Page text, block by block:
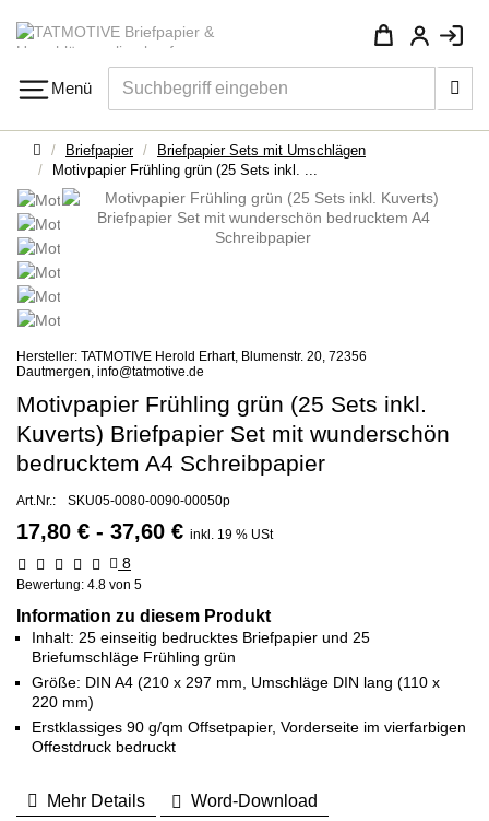
Navigation
Menü
Startseite
Briefpapier
Briefpapier Sets mit Umschlägen
Motivpapier Frühling grün (25 Sets inkl. ...
Hersteller: TATMOTIVE Herold Erhart, Blumenstr. 20, 72356
Dautmergen, info@tatmotive.de
Motivpapier Frühling grün (25 Sets inkl.
Kuverts) Briefpapier Set mit wunderschön
bedrucktem A4 Schreibpapier
Art.Nr.: SKU05-0080-0090-00050p
17,80 € - 37,60 € inkl. 19 % USt
8
Bewertung: 4.8 von 5
Information zu diesem Produkt
Inhalt: 25 einseitig bedrucktes Briefpapier und 25
Briefumschläge Frühling grün
Größe: DIN A4 (210 x 297 mm, Umschläge DIN lang (110 x
220 mm)
Erstklassiges 90 g/qm Offsetpapier, Vorderseite im vierfarbigen
Offestdruck bedruckt
Mehr Details Word-Download